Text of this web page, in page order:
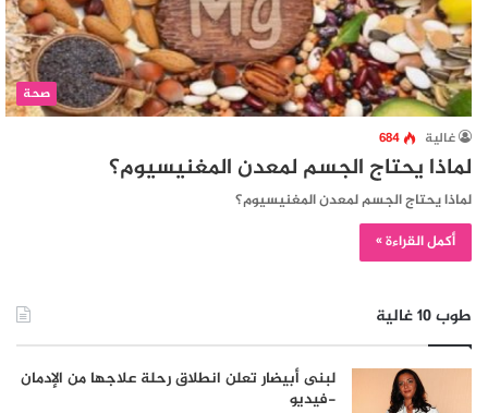
صحة
غالية 684
لماذا يحتاج الجسم لمعدن المغنيسيوم؟
لماذا يحتاج الجسم لمعدن المغنيسيوم؟
أكمل القراءة »
طوب 10 غالية
لبنى أبيضار تعلن انطلاق رحلة علاجها من الإدمان
-فيديو